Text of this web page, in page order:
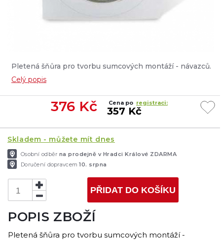
Pletená šňůra pro tvorbu sumcových montáží - návazců.
Dle našeho názoru nejlepší návazcovka na trhu vůbec...
Celý popis
376 Kč Cena po registraci:
357 Kč
Skladem - můžete mít dnes
Osobní odběr na prodejně v Hradci Králové ZDARMA
Doručení dopravcem10. srpna
PŘIDAT DO KOŠÍKU
POPIS ZBOŽÍ
Pletená šňůra pro tvorbu sumcových montáží -